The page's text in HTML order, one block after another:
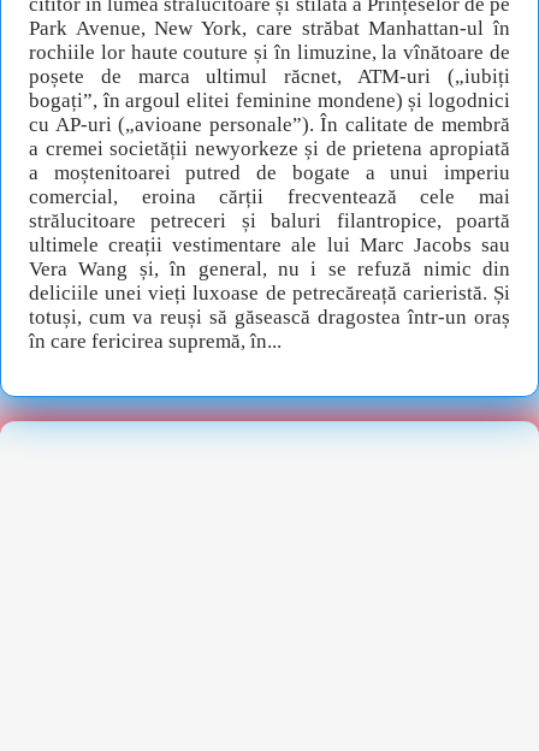
Park Avenue, New York, care străbat Manhattan-ul în
rochiile lor haute couture și în limuzine, la vînătoare de
poșete de marca ultimul răcnet, ATM-uri („iubiți
bogați”, în argoul elitei feminine mondene) și logodnici
cu AP-uri („avioane personale”). În calitate de membră
a cremei societății newyorkeze și de prietena apropiată
a moștenitoarei putred de bogate a unui imperiu
comercial, eroina cărții frecventează cele mai
strălucitoare petreceri și baluri filantropice, poartă
ultimele creații vestimentare ale lui Marc Jacobs sau
Vera Wang și, în general, nu i se refuză nimic din
deliciile unei vieți luxoase de petrecăreață carieristă. Și
totuși, cum va reuși să găsească dragostea într-un oraș
în care fericirea supremă, în...